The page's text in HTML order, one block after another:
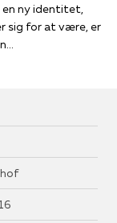
ny identitet,
sig for at være, er